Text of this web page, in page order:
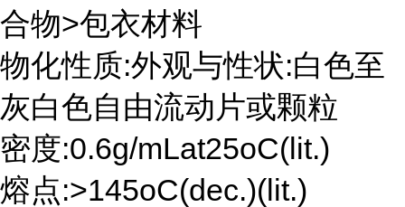
合物>包衣材料
物化性质:外观与性状:白色至
灰白色自由流动片或颗粒
密度:0.6g/mLat25oC(lit.)
熔点:>145oC(dec.)(lit.)